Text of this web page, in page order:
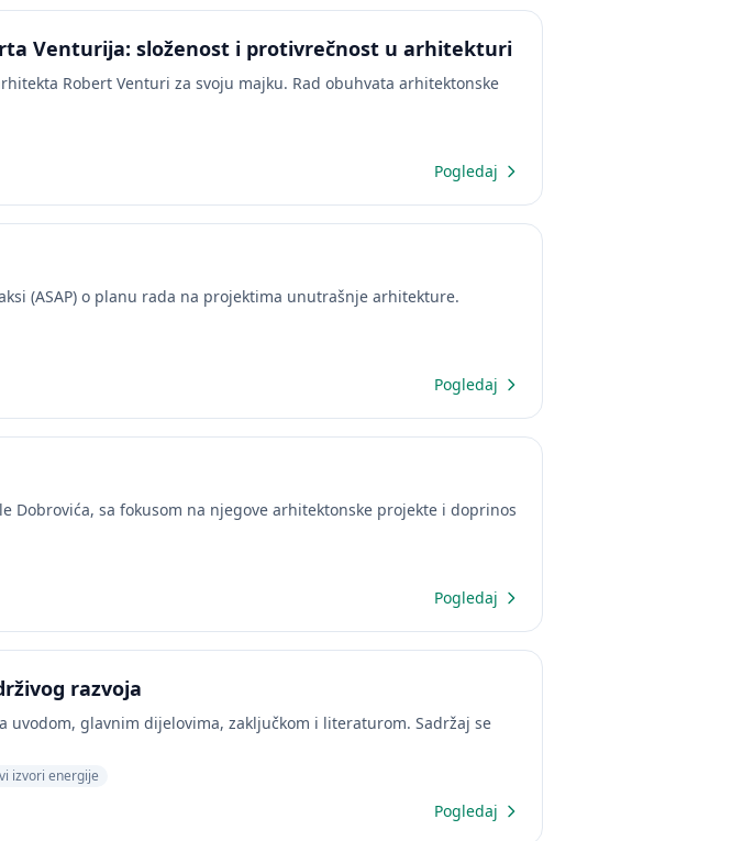
Venturija: složenost i protivrečnost u arhitekturi
Robert Venturi za svoju majku. Rad obuhvata arhitektonske
Pogledaj
(ASAP) o planu rada na projektima unutrašnje arhitekture.
Pogledaj
Dobrovića, sa fokusom na njegove arhitektonske projekte i doprinos
Pogledaj
razvoja
uvodom, glavnim dijelovima, zaključkom i literaturom. Sadržaj se
izvori energije
Pogledaj